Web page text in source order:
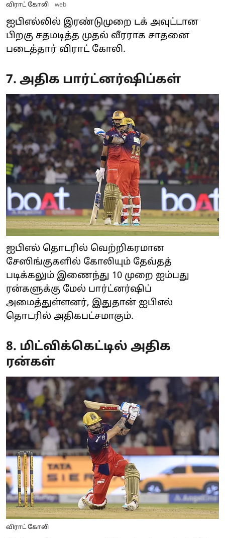
விராட் கோலி web
ஐபிஎல்லில் இரண்டுமுறை டக் அவுட்டான
பிறகு சதமடித்த முதல் வீரராக சாதனை
படைத்தார் விராட் கோலி.
7. அதிக பார்ட்னர்ஷிப்கள்
ஐபிஎல் தொடரில் வெற்றிகரமான
சேஸிங்குகளில் கோலியும் தேவ்தத்
படிக்கலும் இணைந்து 10 முறை ஐம்பது
ரன்களுக்கு மேல் பார்ட்னர்ஷிப்
அமைத்துள்ளனர், இதுதான் ஐபிஎல்
தொடரில் அதிகபட்சமாகும்.
8. மிட்விக்கெட்டில் அதிக
ரன்கள்
விராட் கோலி